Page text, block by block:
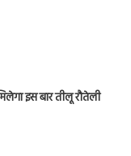
इस बार तीलू रौतेली